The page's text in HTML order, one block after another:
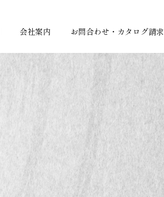
会社案内 お問合わせ・カタログ請求